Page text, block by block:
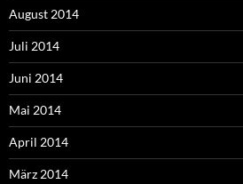
August 2014
Juli 2014
Juni 2014
Mai 2014
April 2014
März 2014